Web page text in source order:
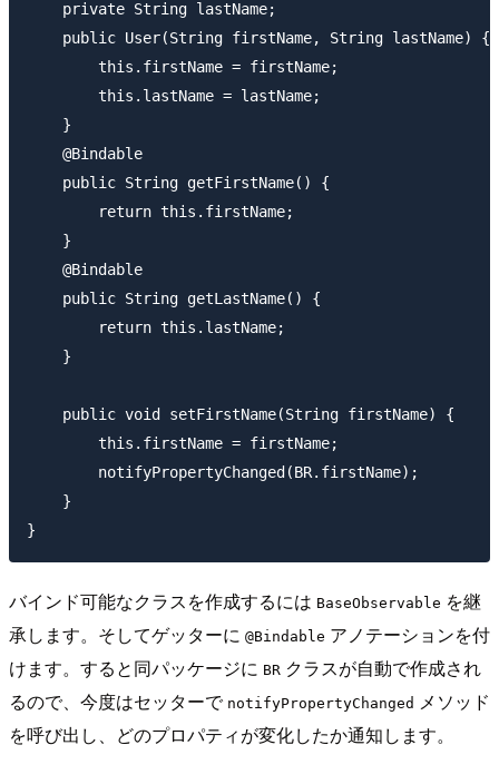
    private String lastName;
    public User(String firstName, String lastName) {
        this.firstName = firstName;
        this.lastName = lastName;
    }
    @Bindable
    public String getFirstName() {
        return this.firstName;
    }
    @Bindable
    public String getLastName() {
        return this.lastName;
    }
    public void setFirstName(String firstName) {
        this.firstName = firstName;
        notifyPropertyChanged(BR.firstName);
    }
バインド可能なクラスを作成するには BaseObservable を継
承します。そしてゲッターに @Bindable アノテーションを付
けます。すると同パッケージに BR クラスが自動で作成され
るので、今度はセッターで notifyPropertyChanged メソッド
を呼び出し、どのプロパティが変化したか通知します。